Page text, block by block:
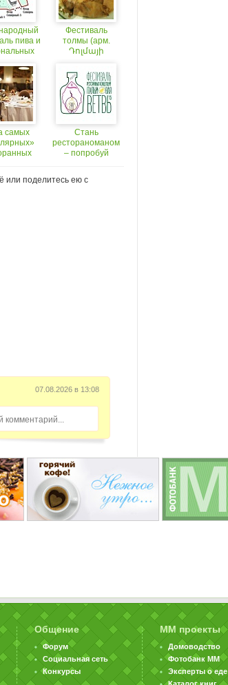
пива и
самых
Фестиваль
толмы (арм.
Դոլմայի
ежегодный
всеармянский
фестиваль
национальной
кухни.
Стань
рестораноманом
– попробуй
или поделитесь ею с
07.08.2026 в 13:08
комментарий...
Общение
Форум
Социальная сеть
Конкурсы
ММ проекты
Домоводство
Фотобанк ММ
Эксперты о еде